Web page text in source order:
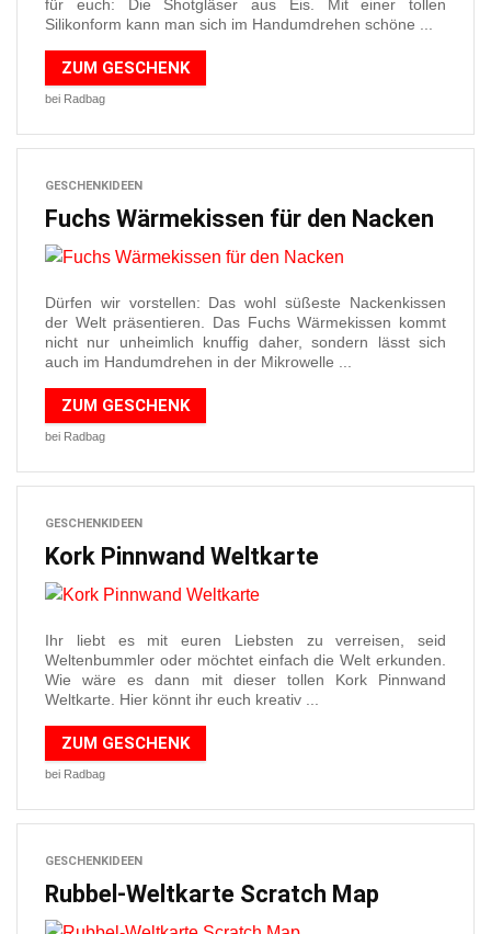
für euch: Die Shotgläser aus Eis. Mit einer tollen
Silikonform kann man sich im Handumdrehen schöne ...
ZUM GESCHENK
bei Radbag
GESCHENKIDEEN
Fuchs Wärmekissen für den Nacken
Dürfen wir vorstellen: Das wohl süßeste Nackenkissen
der Welt präsentieren. Das Fuchs Wärmekissen kommt
nicht nur unheimlich knuffig daher, sondern lässt sich
auch im Handumdrehen in der Mikrowelle ...
ZUM GESCHENK
bei Radbag
GESCHENKIDEEN
Kork Pinnwand Weltkarte
Ihr liebt es mit euren Liebsten zu verreisen, seid
Weltenbummler oder möchtet einfach die Welt erkunden.
Wie wäre es dann mit dieser tollen Kork Pinnwand
Weltkarte. Hier könnt ihr euch kreativ ...
ZUM GESCHENK
bei Radbag
GESCHENKIDEEN
Rubbel-Weltkarte Scratch Map